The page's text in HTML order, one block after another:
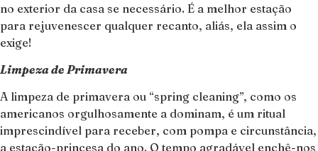
no exterior da casa se necessário. É a melhor estação
para rejuvenescer qualquer recanto, aliás, ela assim o
exige!
Limpeza de Primavera
A limpeza de primavera ou “spring cleaning”, como os
americanos orgulhosamente a dominam, é um ritual
imprescindível para receber, com pompa e circunstância,
a estação-princesa do ano. O tempo agradável enchê-nos